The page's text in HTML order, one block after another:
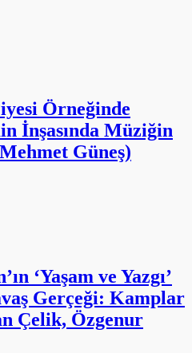
Örneğinde
İnşasında Müziğin
Güneş)
‘Yaşam ve Yazgı’
Gerçeği: Kamplar
Çelik, Özgenur